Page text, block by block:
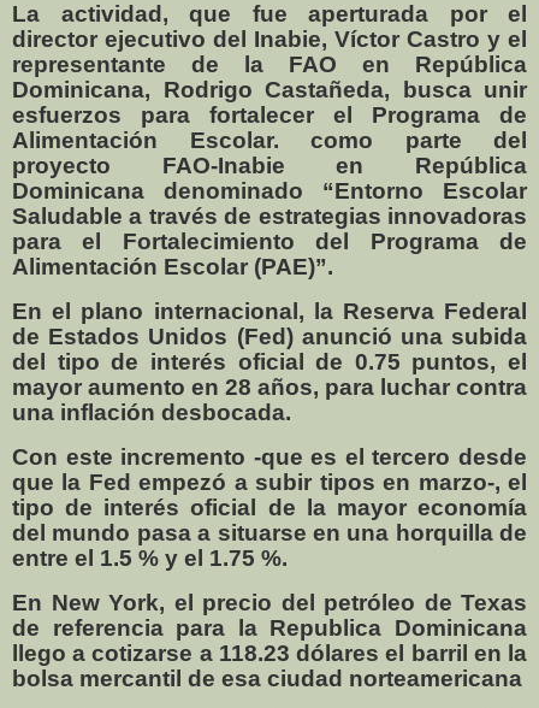
La actividad, que fue aperturada por el
director ejecutivo del Inabie, Víctor Castro y el
representante de la FAO en República
Dominicana, Rodrigo Castañeda, busca unir
esfuerzos para fortalecer el Programa de
Alimentación Escolar. como parte del
proyecto FAO-Inabie en República
Dominicana denominado “Entorno Escolar
Saludable a través de estrategias innovadoras
para el Fortalecimiento del Programa de
Alimentación Escolar (PAE)”.
En el plano internacional, la Reserva Federal
de Estados Unidos (Fed) anunció una subida
del tipo de interés oficial de 0.75 puntos, el
mayor aumento en 28 años, para luchar contra
una inflación desbocada.
Con este incremento -que es el tercero desde
que la Fed empezó a subir tipos en marzo-, el
tipo de interés oficial de la mayor economía
del mundo pasa a situarse en una horquilla de
entre el 1.5 % y el 1.75 %.
En New York, el precio del petróleo de Texas
de referencia para la Republica Dominicana
llego a cotizarse a 118.23 dólares el barril en la
bolsa mercantil de esa ciudad norteamericana